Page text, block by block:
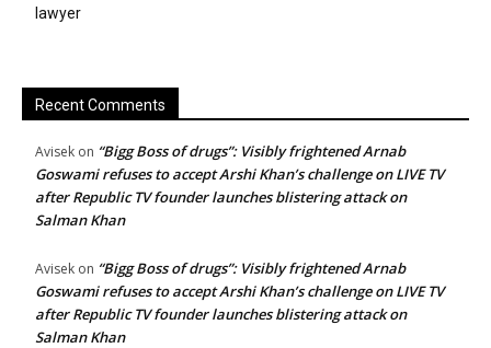
lawyer
Recent Comments
Avisek on “Bigg Boss of drugs”: Visibly frightened Arnab
Goswami refuses to accept Arshi Khan’s challenge on LIVE TV
after Republic TV founder launches blistering attack on
Salman Khan
Avisek on “Bigg Boss of drugs”: Visibly frightened Arnab
Goswami refuses to accept Arshi Khan’s challenge on LIVE TV
after Republic TV founder launches blistering attack on
Salman Khan